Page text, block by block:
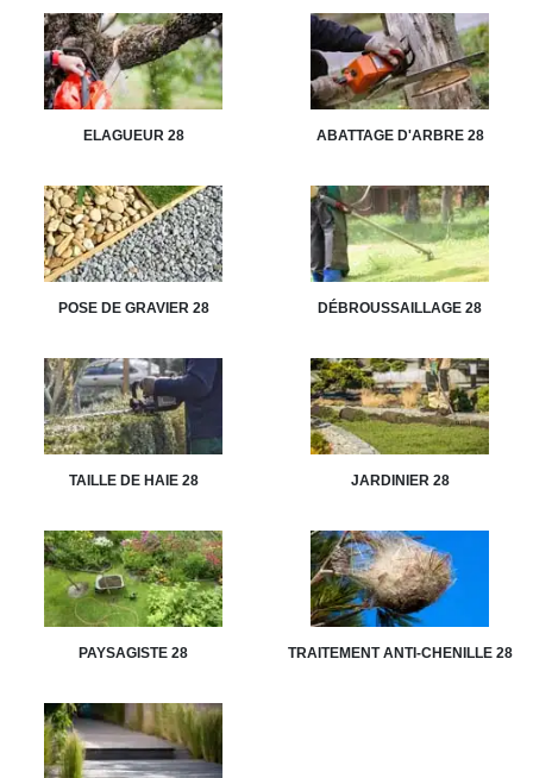
ELAGUEUR 28 ABATTAGE D'ARBRE 28
POSE DE GRAVIER 28 DÉBROUSSAILLAGE 28
TAILLE DE HAIE 28 JARDINIER 28
PAYSAGISTE 28 TRAITEMENT ANTI-CHENILLE 28